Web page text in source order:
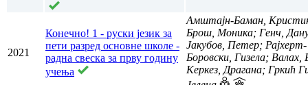
2021
Конечно! 1 - руски језик за
пети разред основне школе -
радна свеска за прву годину
учења
Амштајн-Баман,
Брош, Моника; Генч,
Јакубов, Петер; Рајхерт-
Боровски, Гизела; Валах,
Керкез, Драгана; Гркић